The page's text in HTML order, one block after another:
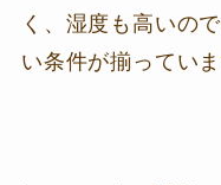
く、湿度も高いの
い条件が揃っていま